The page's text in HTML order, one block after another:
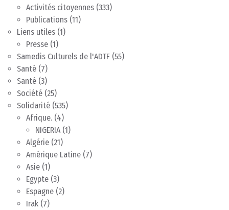
Activités citoyennes (333)
Publications (11)
Liens utiles (1)
Presse (1)
Samedis Culturels de l'ADTF (55)
Santé (7)
Santé (3)
Société (25)
Solidarité (535)
Afrique. (4)
NIGERIA(1)
Algérie (21)
Amérique Latine (7)
Asie (1)
Egypte (3)
Espagne (2)
Irak (7)